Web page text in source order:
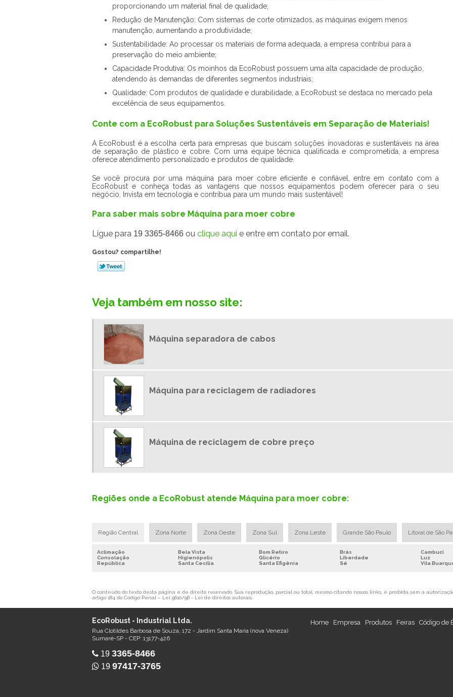
proporcionando um material final de qualidade;
Redução de Manutenção: Com sistemas de corte otimizados, as máquinas exigem menos
manutenção, aumentando a produtividade;
Sustentabilidade: Ao processar os materiais de forma adequada, a empresa contribui para a
preservação do meio ambiente;
Capacidade Produtiva: Os moinhos da EcoRobust possuem uma alta capacidade de produção,
atendendo às demandas de diferentes segmentos industriais;
Qualidade: Com produtos de qualidade e durabilidade, a EcoRobust se destaca no mercado pela
excelência de seus equipamentos.
Conte com a EcoRobust para Soluções Sustentáveis em Separação de Materiais!
A EcoRobust é a escolha certa para empresas que buscam soluções inovadoras e sustentáveis na área
de separação de plástico e cobre. Com uma equipe técnica qualificada e comprometida, a empresa
oferece atendimento personalizado e produtos de qualidade.
Se você procura por uma máquina para moer cobre eficiente e confiável, entre em contato com a
EcoRobust e conheça todas as vantagens que nossos equipamentos podem oferecer para o seu
negócio. Invista em tecnologia e contribua para um mundo mais sustentável!
Para saber mais sobre Máquina para moer cobre
Ligue para 19 3365-8466 ou clique aqui e entre em contato por email.
Gostou? compartilhe!
Veja também em nosso site:
Máquina separadora de cabos
Máquina para reciclagem de radiadores
Máquina de reciclagem de cobre preço
Regiões onde a EcoRobust atende Máquina para moer cobre:
Região Central Zona Norte Zona Oeste Zona Sul Zona Leste Grande São Paulo Litoral de São
Aclimação Bela Vista Bom Retiro Brás Cambuci
Consolação
Higienópolis Glicério Liberdade Luz
República
Santa Cecília Santa Efigênia Sé Vila
O conteúdo do texto desta página é de direito reservado. Sua reprodução, parcial ou total, mesmo citando nossos links, é proibida sem a
artigo 184 do Código Penal – Lei 9610/98 - Lei de direitos autorais
EcoRobust - Industrial Ltda.
Rua Clotildes Barbosa de Souza, 172 - Jardim Santa Maria (nova Veneza)
Sumaré-SP - CEP: 13177-426
19 3365-8466
19 97417-3765
Home Empresa Produtos Feiras Código de